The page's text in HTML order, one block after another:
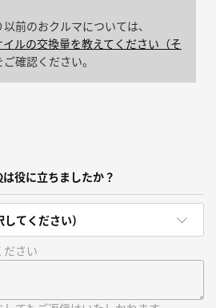
前のおクルマについては、
イルの交換量を教えてください（そ
ご確認ください。
は役に立ちましたか？
してください)
ださい